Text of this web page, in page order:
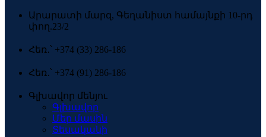
Արարատի մարզ, Գեղանիստ համայնքի 10-րդ
փող.23/2
Հեռ․՝ +374 (33) 286-186
Հեռ․՝ +374 (91) 286-186
Գլխավոր մենյու
Գլխավոր
Մեր մասին
Տեսականի